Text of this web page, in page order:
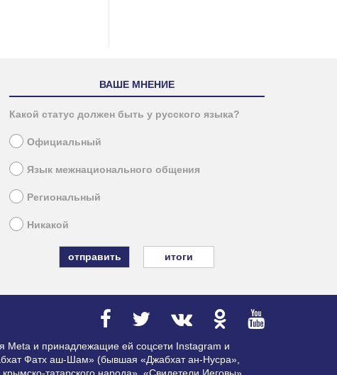
ВАШЕ МНЕНИЕ
Какой статус должен быть у русского языка?
Официальный
Язык межнационального общения
Региональный
Никакой
итоги
Meta и принадлежащие ей соцсети Instagram и
Фатх аш-Шам» (бывшая «Джабхат ан-Нусра»,
татарского народа», «Свидетели Иеговы»,